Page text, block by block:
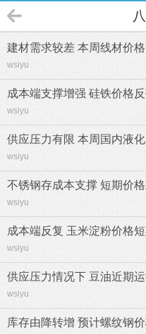
建材需求较差 本周线材价
wsiyu
成本端支撑增强 硅铁价格
wsiyu
供应压力有限 本周国内液
wsiyu
不锈钢存成本支撑 短期价
wsiyu
成本端反复 玉米淀粉价格
wsiyu
供应压力情况下 豆油近期
wsiyu
库存由降转增 预计螺纹钢